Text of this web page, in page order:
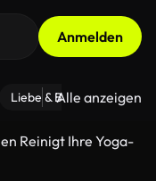
Anmelden
Liebe & Beziehungen
Alle anzeigen
Reinigt Ihre Yoga-